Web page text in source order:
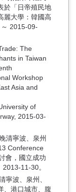
於「日帝殖民地
麗大學：韓國高
2015-09-
The
in Taiwan
Workshop
Asia and
of
2015-03-
清寧波、泉州
Conference
會，國立成功
11-30。
寧波、泉州、
、港口城市、腹